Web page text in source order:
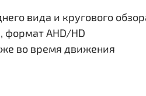
вида и кругового
формат AHD/HD
во время движения